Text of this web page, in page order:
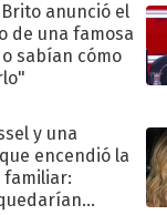
anunció el
de una famosa
sabían cómo
y una
encendió la
familiar: